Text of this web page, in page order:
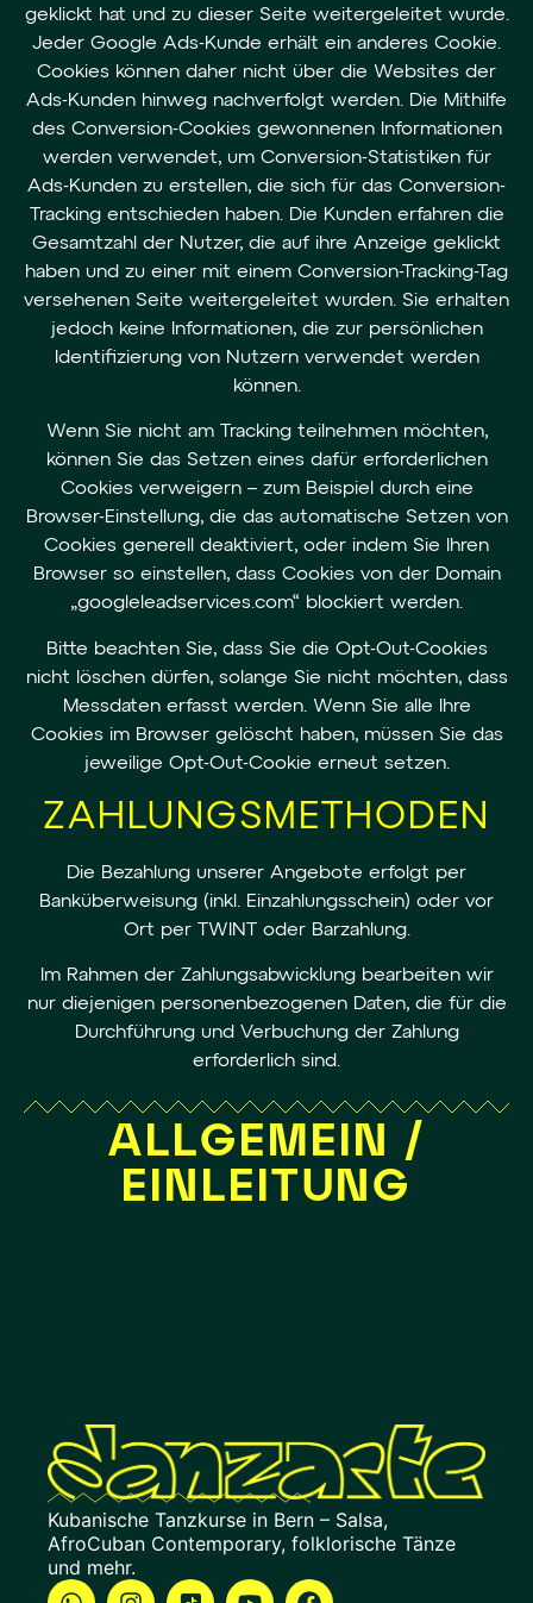
ALLGEMEIN /
EINLEITUNG
geklickt hat und zu dieser Seite weitergeleitet wurde.
Jeder Google Ads-Kunde erhält ein anderes Cookie.
Cookies können daher nicht über die Websites der
Ads-Kunden hinweg nachverfolgt werden. Die Mithilfe
des Conversion-Cookies gewonnenen Informationen
werden verwendet, um Conversion-Statistiken für
Ads-Kunden zu erstellen, die sich für das Conversion-
Tracking entschieden haben. Die Kunden erfahren die
Gesamtzahl der Nutzer, die auf ihre Anzeige geklickt
haben und zu einer mit einem Conversion-Tracking-Tag
versehenen Seite weitergeleitet wurden. Sie erhalten
jedoch keine Informationen, die zur persönlichen
Identifizierung von Nutzern verwendet werden
können.
Wenn Sie nicht am Tracking teilnehmen möchten,
können Sie das Setzen eines dafür erforderlichen
Cookies verweigern – zum Beispiel durch eine
Browser-Einstellung, die das automatische Setzen von
Cookies generell deaktiviert, oder indem Sie Ihren
Browser so einstellen, dass Cookies von der Domain
„googleleadservices.com“ blockiert werden.
Bitte beachten Sie, dass Sie die Opt-Out-Cookies
nicht löschen dürfen, solange Sie nicht möchten, dass
Messdaten erfasst werden. Wenn Sie alle Ihre
Cookies im Browser gelöscht haben, müssen Sie das
jeweilige Opt-Out-Cookie erneut setzen.
ZAHLUNGSMETHODEN
Die Bezahlung unserer Angebote erfolgt per
Banküberweisung (inkl. Einzahlungsschein) oder vor
Ort per TWINT oder Barzahlung.
Im Rahmen der Zahlungsabwicklung bearbeiten wir
nur diejenigen personenbezogenen Daten, die für die
Durchführung und Verbuchung der Zahlung
erforderlich sind.
Kubanische Tanzkurse in Bern – Salsa,
AfroCuban Contemporary, folklorische Tänze
und mehr.